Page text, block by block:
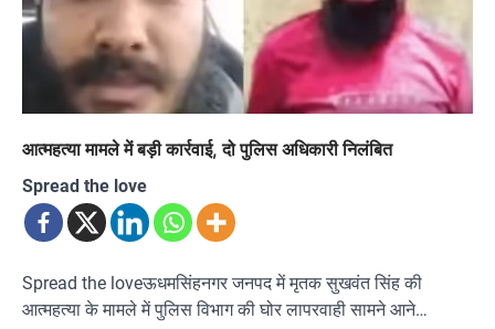
आत्महत्या मामले में बड़ी कार्रवाई, दो पुलिस अधिकारी निलंबित
Spread the love
Spread the loveऊधमसिंहनगर जनपद में मृतक सुखवंत सिंह की
आत्महत्या के मामले में पुलिस विभाग की घोर लापरवाही सामने आने…